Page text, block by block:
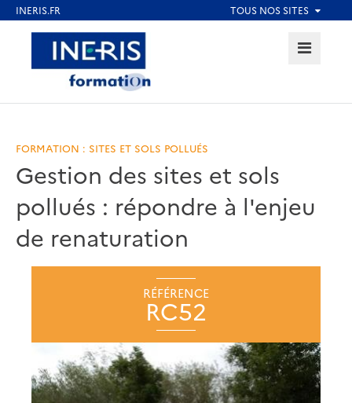
Aller au contenu
Aller au pied de page
MENU
FORMATION : SITES ET SOLS POLLUÉS
Gestion des sites et sols
pollués : répondre à l'enjeu
de renaturation
RÉFÉRENCE
RC52